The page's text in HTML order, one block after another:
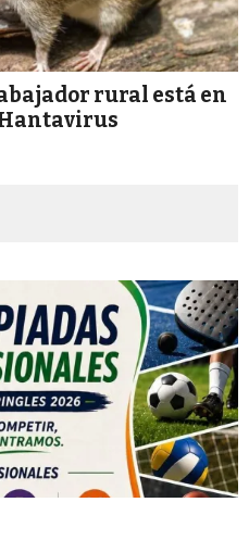
rural está en